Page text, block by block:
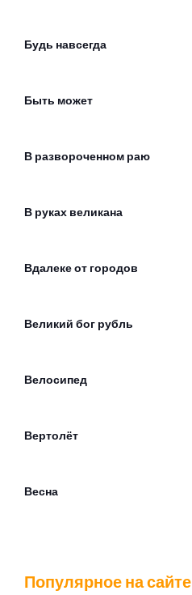
Будь навсегда
Быть может
В развороченном раю
В руках великана
Вдалеке от городов
Великий бог рубль
Велосипед
Вертолёт
Весна
Популярное на сайте